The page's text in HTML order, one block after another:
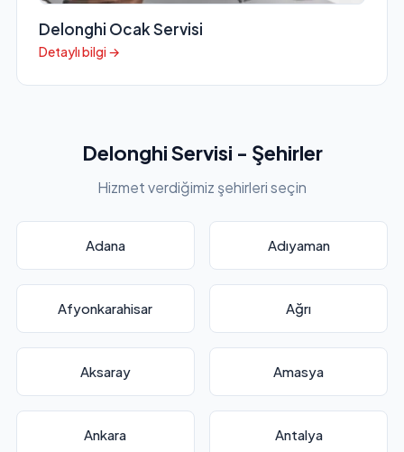
Delonghi Ocak Servisi
Detaylı bilgi →
Delonghi Servisi - Şehirler
Hizmet verdiğimiz şehirleri seçin
Adana Adıyaman
Afyonkarahisar Ağrı
Aksaray Amasya
Ankara Antalya